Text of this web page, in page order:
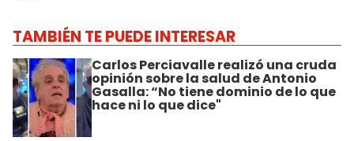
TAMBIÉN TE PUEDE INTERESAR
Carlos Perciavalle realizó una cruda
opinión sobre la salud de Antonio
Gasalla: “No tiene dominio de lo que
hace ni lo que dice"